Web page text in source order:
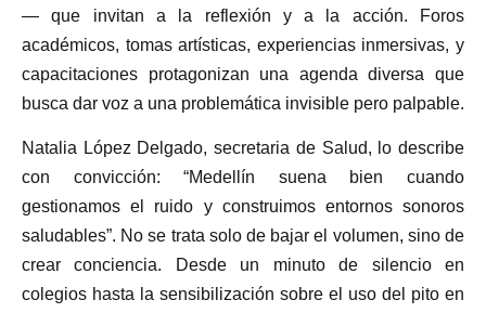
— que invitan a la reflexión y a la acción. Foros
académicos, tomas artísticas, experiencias inmersivas, y
capacitaciones protagonizan una agenda diversa que
busca dar voz a una problemática invisible pero palpable.
Natalia López Delgado, secretaria de Salud, lo describe
con convicción: “Medellín suena bien cuando
gestionamos el ruido y construimos entornos sonoros
saludables”. No se trata solo de bajar el volumen, sino de
crear conciencia. Desde un minuto de silencio en
colegios hasta la sensibilización sobre el uso del pito en